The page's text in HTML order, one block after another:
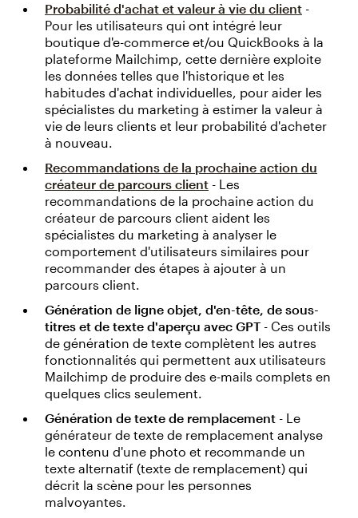
Probabilité d'achat et valeur à vie du client -
Pour les utilisateurs qui ont intégré leur
boutique d'e-commerce et/ou QuickBooks à la
plateforme Mailchimp, cette dernière exploite
les données telles que l'historique et les
habitudes d'achat individuelles, pour aider les
spécialistes du marketing à estimer la valeur à
vie de leurs clients et leur probabilité d'acheter
à nouveau.
Recommandations de la prochaine action du
créateur de parcours client - Les
recommandations de la prochaine action du
créateur de parcours client aident les
spécialistes du marketing à analyser le
comportement d'utilisateurs similaires pour
recommander des étapes à ajouter à un
parcours client.
Génération de ligne objet, d'en-tête, de sous-
titres et de texte d'aperçu avec GPT - Ces outils
de génération de texte complètent les autres
fonctionnalités qui permettent aux utilisateurs
Mailchimp de produire des e-mails complets en
quelques clics seulement.
Génération de texte de remplacement - Le
générateur de texte de remplacement analyse
le contenu d'une photo et recommande un
texte alternatif (texte de remplacement) qui
décrit la scène pour les personnes
malvoyantes.